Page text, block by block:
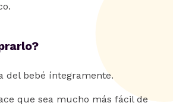
del bebé íntegramente.
que sea mucho más fácil de